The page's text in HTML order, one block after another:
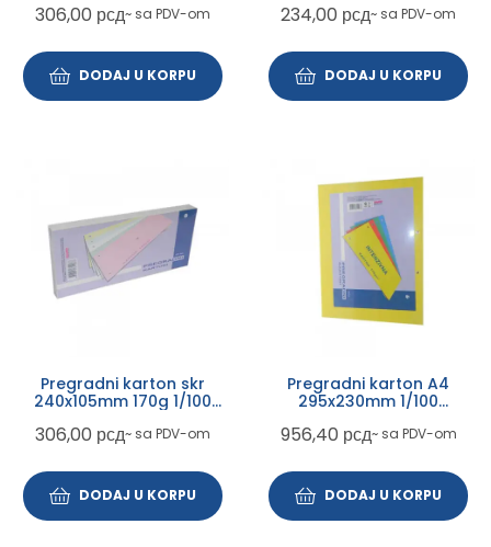
306,00 рсд~ sa PDV-om
DODAJ U KORPU
234,00 рсд~ sa PDV-om
DODAJ U KORPU
Pregradni karton skr
240x105mm 170g 1/100
306,00 рсд~ sa PDV-om
DODAJ U KORPU
Pregradni karton A4
295x230mm 1/100
956,40 рсд~ sa PDV-om
DODAJ U KORPU